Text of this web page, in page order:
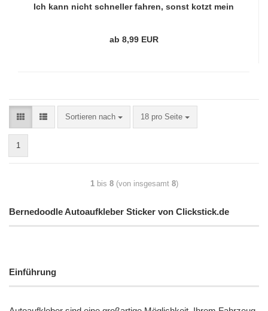
Ich kann nicht schneller fahren, sonst kotzt mein
ab 8,99 EUR
Sortieren nach 18 pro Seite
1
1bis 8(von insgesamt 8)
Bernedoodle Autoaufkleber Sticker von Clickstick.de
Einführung